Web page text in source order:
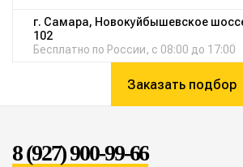
г. Самара, Новокуйбышевское
102
Бесплатно по России, с 08:00 до 17:00
Заказать подбор
8 (927) 900-99-66